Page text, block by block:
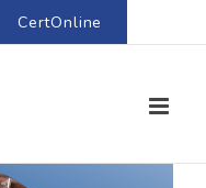
CertOnline